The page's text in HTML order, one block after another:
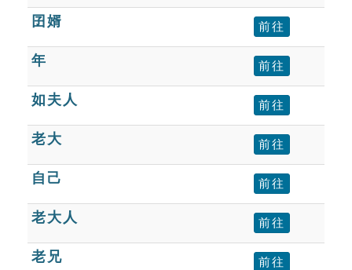
貓頭鷹博士
囝婿 前往
年 前往
如夫人 前往
老大 前往
自己 前往
老大人 前往
老兄 前往